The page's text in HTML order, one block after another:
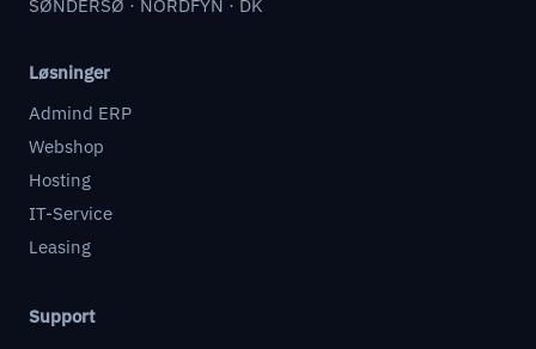
Løsninger
Admind ERP
Webshop
Hosting
IT-Service
Leasing
Support